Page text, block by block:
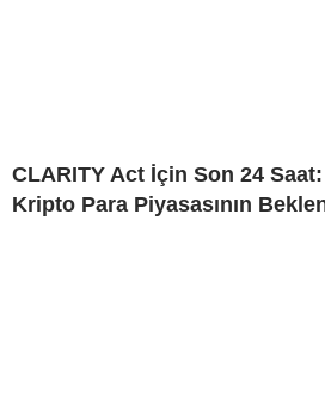
CLARITY Act İçin Son 24
Kripto Para Piyasasının